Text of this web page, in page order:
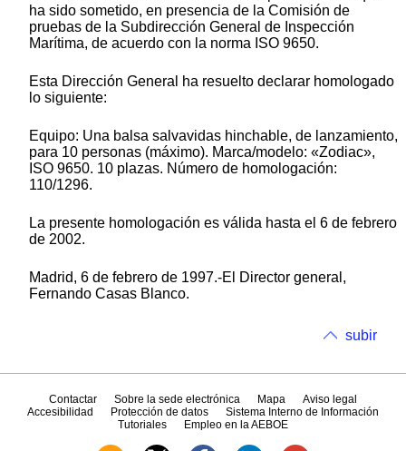
ha sido sometido, en presencia de la Comisión de
pruebas de la Subdirección General de Inspección
Marítima, de acuerdo con la norma ISO 9650.
Esta Dirección General ha resuelto declarar homologado
lo siguiente:
Equipo: Una balsa salvavidas hinchable, de lanzamiento,
para 10 personas (máximo). Marca/modelo: «Zodiac»,
ISO 9650. 10 plazas. Número de homologación:
110/1296.
La presente homologación es válida hasta el 6 de febrero
de 2002.
Madrid, 6 de febrero de 1997.-El Director general,
Fernando Casas Blanco.
subir
Contactar Sobre la sede electrónica Mapa
Aviso legal
Accesibilidad
Protección de datos
Sistema Interno de Información
Tutoriales
Empleo en la AEBOE